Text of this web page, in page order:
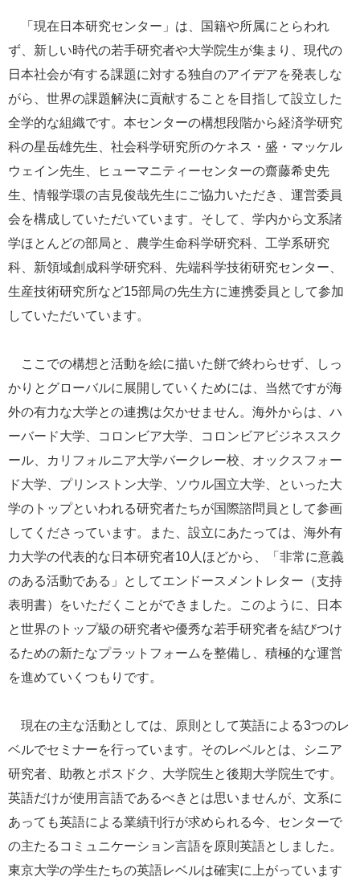
「現在日本研究センター」は、国籍や所属にとらわれ
ず、新しい時代の若手研究者や大学院生が集まり、現代の
日本社会が有する課題に対する独自のアイデアを発表しな
がら、世界の課題解決に貢献することを目指して設立した
全学的な組織です。本センターの構想段階から経済学研究
科の星岳雄先生、社会科学研究所のケネス・盛・マッケル
ウェイン先生、ヒューマニティーセンターの齋藤希史先
生、情報学環の吉見俊哉先生にご協力いただき、運営委員
会を構成していただいています。そして、学内から文系諸
学ほとんどの部局と、農学生命科学研究科、工学系研究
科、新領域創成科学研究科、先端科学技術研究センター、
生産技術研究所など15部局の先生方に連携委員として参加
していただいています。
ここでの構想と活動を絵に描いた餅で終わらせず、しっ
かりとグローバルに展開していくためには、当然ですが海
外の有力な大学との連携は欠かせません。海外からは、ハ
ーバード大学、コロンビア大学、コロンビアビジネススク
ール、カリフォルニア大学バークレー校、オックスフォー
ド大学、プリンストン大学、ソウル国立大学、といった大
学のトップといわれる研究者たちが国際諮問員として参画
してくださっています。また、設立にあたっては、海外有
力大学の代表的な日本研究者10人ほどから、「非常に意義
のある活動である」としてエンドースメントレター（支持
表明書）をいただくことができました。このように、日本
と世界のトップ級の研究者や優秀な若手研究者を結びつけ
るための新たなプラットフォームを整備し、積極的な運営
を進めていくつもりです。
現在の主な活動としては、原則として英語による3つのレ
ベルでセミナーを行っています。そのレベルとは、シニア
研究者、助教とポスドク、大学院生と後期大学院生です。
英語だけが使用言語であるべきとは思いませんが、文系に
あっても英語による業績刊行が求められる今、センターで
の主たるコミュニケーション言語を原則英語としました。
東京大学の学生たちの英語レベルは確実に上がっています